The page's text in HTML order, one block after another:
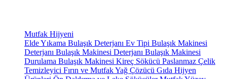
Mutfak Hijyeni
Elde Yıkama Bulaşık Deterjanı Ev Tipi Bulaşık Makinesi
Deterjanı Bulaşık Makinesi Deterjanı Bulaşık Makinesi
Durulama Bulaşık Makinesi Kireç Sökücü Paslanmaz Çelik
Temizleyici Fırın ve Mutfak Yağ Çözücü Gıda Hijyen